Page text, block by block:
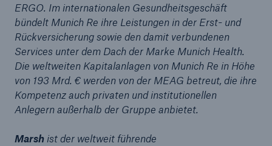
ERGO. Im internationalen Gesundheitsgeschäft
bündelt Munich Re ihre Leistungen in der Erst- und
Rückversicherung sowie den damit verbundenen
Services unter dem Dach der Marke Munich Health.
Die weltweiten Kapitalanlagen von Munich Re in Höhe
von 193 Mrd. € werden von der MEAG betreut, die ihre
Kompetenz auch privaten und institutionellen
Anlegern außerhalb der Gruppe anbietet.
Marshist der weltweit führende
Navigation schließen oder Escape-Taste drücken
Suche
Home
Unternehmen